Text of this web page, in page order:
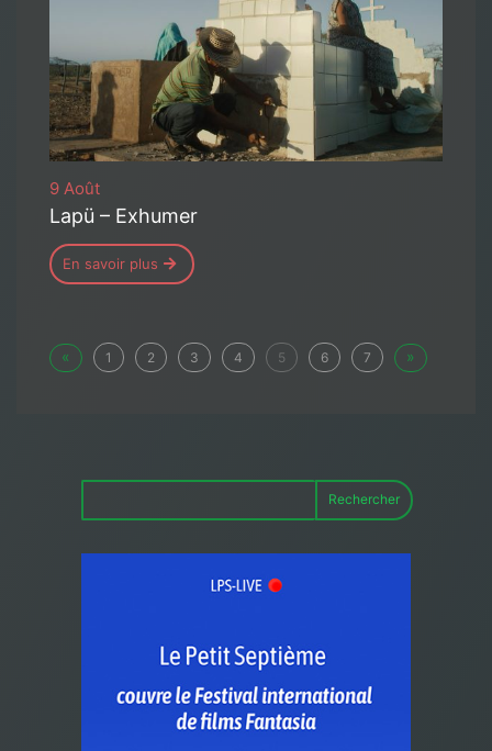
9 Août
Lapü – Exhumer
En savoir plus
« 1 2 3 4 5 6 7 »
Rechercher